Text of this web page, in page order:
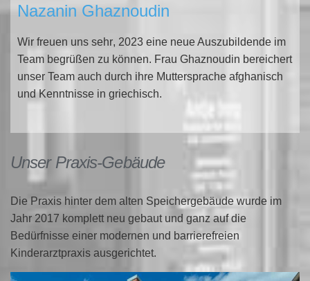
Nazanin Ghaznoudin
Wir freuen uns sehr, 2023 eine neue Auszubildende im
Team begrüßen zu können. Frau Ghaznoudin bereichert
unser Team auch durch ihre Muttersprache afghanisch
und Kenntnisse in griechisch.
Unser Praxis-Gebäude
Die Praxis hinter dem alten Speichergebäude wurde im
Jahr 2017 komplett neu gebaut und ganz auf die
Bedürfnisse einer modernen und barrierefreien
Kinderarztpraxis ausgerichtet.